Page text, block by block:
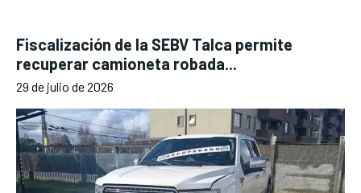
Fiscalización de la SEBV Talca permite
recuperar camioneta robada...
29 de julio de 2026